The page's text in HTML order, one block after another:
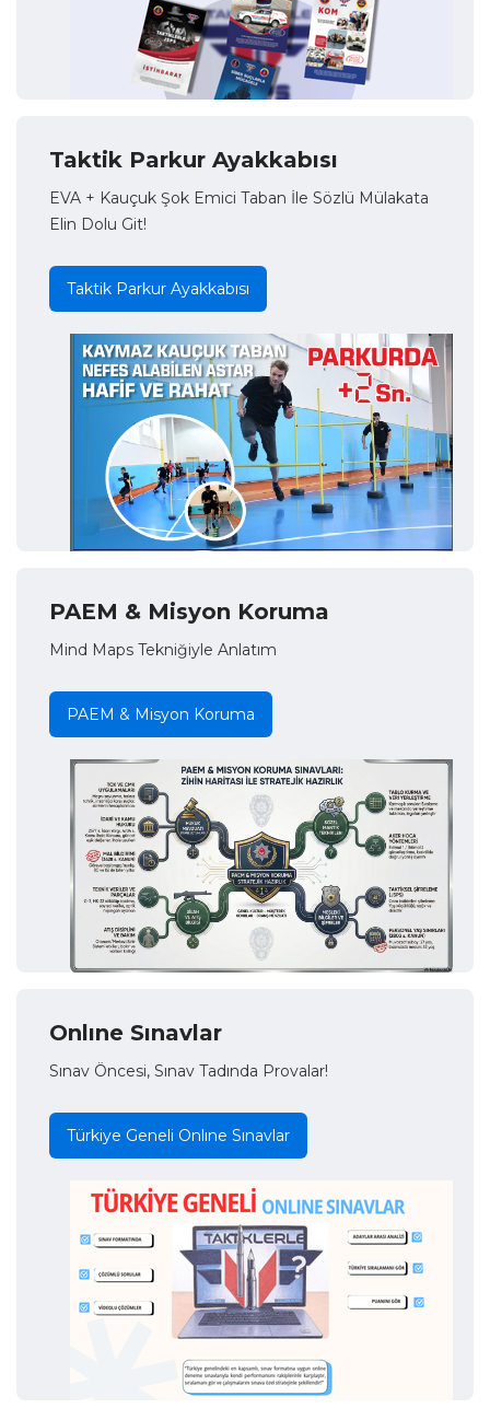
Taktik Parkur Ayakkabısı
EVA + Kauçuk Şok Emici Taban İle Sözlü Mülakata
Elin Dolu Git!
Taktik Parkur Ayakkabısı
PAEM & Misyon Koruma
Mind Maps Tekniğiyle Anlatım
PAEM & Misyon Koruma
Onlıne Sınavlar
Sınav Öncesi, Sınav Tadında Provalar!
Türkiye Geneli Onlıne Sınavlar